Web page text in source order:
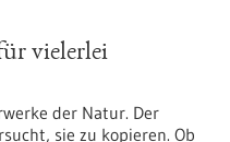
vielerlei
der Natur. Der
sie zu kopieren. Ob